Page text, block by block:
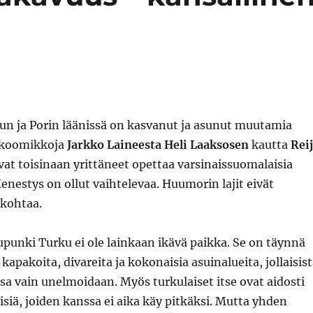
ja Porin läänissä on kasvanut ja asunut muutamia
Jarkko Laineesta Heli Laaksosenkautta
toisinaan yrittäneet opettaa varsinaissuomalaisia
on ollut vaihtelevaa. Huumorin lajit eivät
Turku ei ole lainkaan ikävä paikka. Se on täynnä
divareita ja kokonaisia asuinalueita,
vain unelmoidaan. Myös turkulaiset itse ovat aidosti
joiden kanssa ei aika käy pitkäksi. Mutta yhden